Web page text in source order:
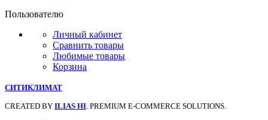
Пользователю
Личный кабинет
Сравнить товары
Любимые товары
Корзина
СИТИКЛИМАТ
CREATED BY ILIAS HI. PREMIUM E-COMMERCE SOLUTIONS.